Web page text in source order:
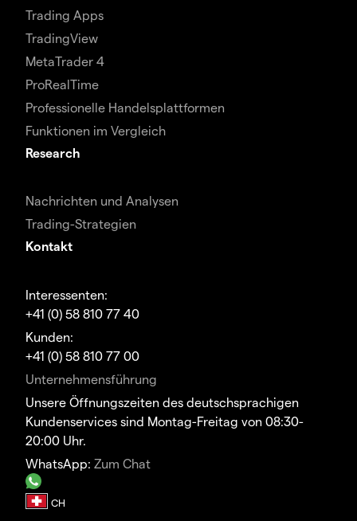
Trading Apps
TradingView
MetaTrader 4
ProRealTime
Professionelle Handelsplattformen
Funktionen im Vergleich
Research
Nachrichten und Analysen
Trading-Strategien
Kontakt
Interessenten:
+41 (0) 58 810 77 40
Kunden:
+41 (0) 58 810 77 00
Unternehmensführung
Unsere Öffnungszeiten des deutschsprachigen
Kundenservices sind Montag-Freitag von 08:30-
20:00 Uhr.
WhatsApp: Zum Chat